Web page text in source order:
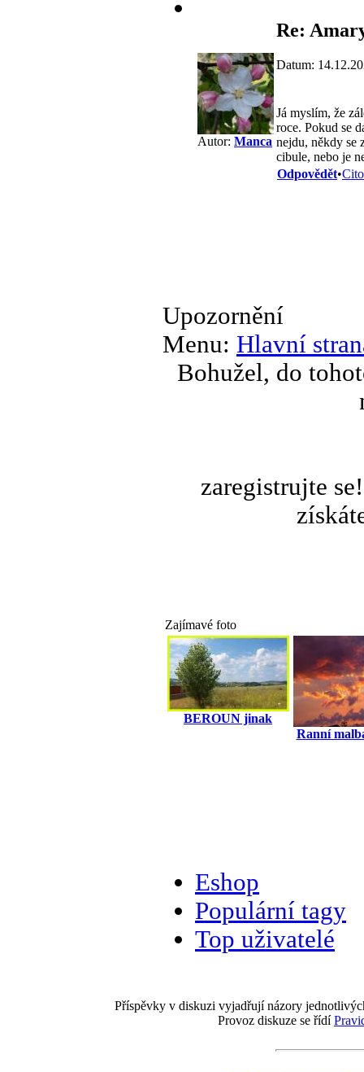
Autor: Manca
Re:
Datum:
Já myslím, že
roce. Pokud se
nejdu, někdy se
cibule, nebo je
Odpovědět•
Upozornění
Menu: Hlavní
Bohužel, do
zaregistrujte
Zajímavé foto
BEROUN jinak
Ranní
Eshop
Populární tagy
Top uživatelé
Příspěvky v diskuzi vyjadřují názory
Provoz diskuze se řídí